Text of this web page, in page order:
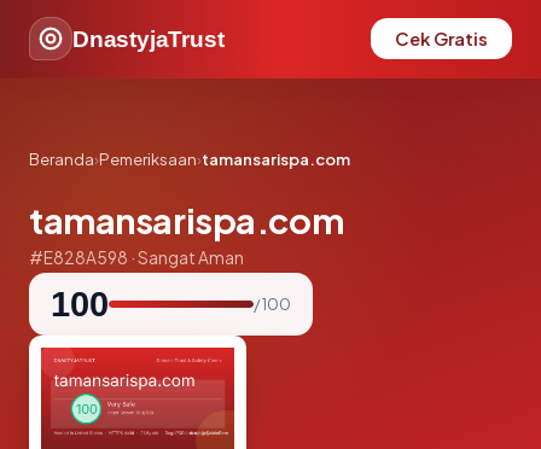
DnastyjaTrust Cek Gratis
Beranda›Pemeriksaan›tamansarispa.com
tamansarispa.com
#E828A598 · Sangat Aman
100 / 100